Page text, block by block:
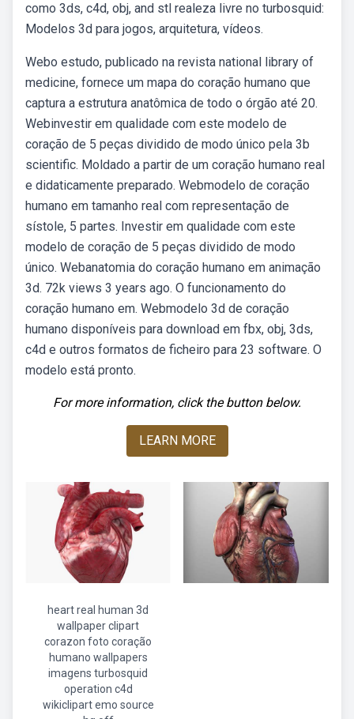
como 3ds, c4d, obj, and stl realeza livre no turbosquid:
Modelos 3d para jogos, arquitetura, vídeos.
Webo estudo, publicado na revista national library of
medicine, fornece um mapa do coração humano que
captura a estrutura anatômica de todo o órgão até 20.
Webinvestir em qualidade com este modelo de
coração de 5 peças dividido de modo único pela 3b
scientific. Moldado a partir de um coração humano real
e didaticamente preparado. Webmodelo de coração
humano em tamanho real com representação de
sístole, 5 partes. Investir em qualidade com este
modelo de coração de 5 peças dividido de modo
único. Webanatomia do coração humano em animação
3d. 72k views 3 years ago. O funcionamento do
coração humano em. Webmodelo 3d de coração
humano disponíveis para download em fbx, obj, 3ds,
c4d e outros formatos de ficheiro para 23 software. O
modelo está pronto.
For more information, click the button below.
LEARN MORE
heart real human 3d
wallpaper clipart
corazon foto coração
humano wallpapers
imagens turbosquid
operation c4d
wikiclipart emo source